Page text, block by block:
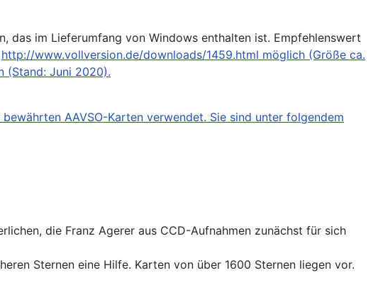
das im Lieferumfang von Windows enthalten ist. Empfehlenswert
http://www.vollversion.de/downloads/1459.html möglich (Größe ca.
(Stand: Juni 2020).
AAVSO-Karten verwendet. Sie sind unter folgendem
die Franz Agerer aus CCD-Aufnahmen zunächst für sich
Sternen eine Hilfe. Karten von über 1600 Sternen liegen vor.